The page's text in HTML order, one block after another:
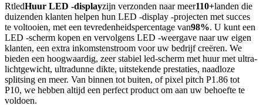
RtledHuur LED -displayzijn verzonden naar meer110+landen die
duizenden klanten helpen hun LED -display -projecten met succes
te voltooien, met een tevredenheidspercentage van98%. U kunt een
LED -scherm kopen en vervolgens LED -weergave naar uw eigen
klanten, een extra inkomstenstroom voor uw bedrijf creëren. We
bieden een hoogwaardig, zeer stabiel led-scherm met huur met ultra-
lichtgewicht, ultradunne dikte, uitstekende prestaties, naadloze
splitsing en meer. Van binnen tot buiten, of pixel pitch P1.86 tot
P10, we hebben altijd een perfect product om aan uw behoefte te
voldoen.